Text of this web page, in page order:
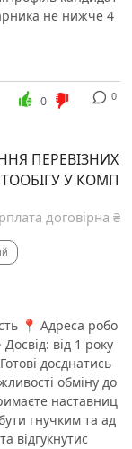
не нижче 4
0
0
ПЕРЕВІЗНИХ
У КОМП
договірна ₴
📍 Адреса робо
від 1 року
доєднатись
обміну до
наставниц
гнучким та ад
відгукнутис